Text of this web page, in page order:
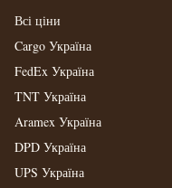
Всі ціни
Cargo Україна
FedEx Україна
TNT Україна
Aramex Україна
DPD Україна
UPS Україна